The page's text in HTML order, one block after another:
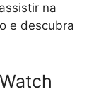
na
e descubra